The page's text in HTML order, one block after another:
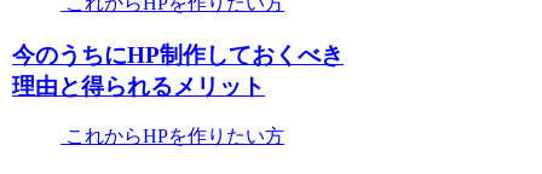
今のうちにHP制作しておくべき
理由と得られるメリット
これからHPを作りたい方